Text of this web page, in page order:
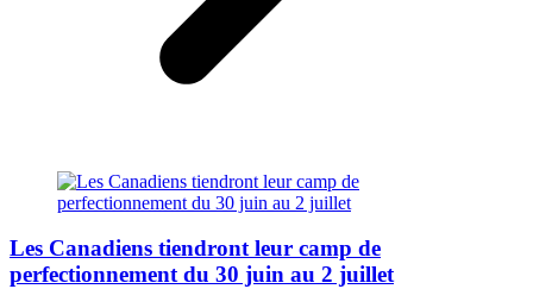
Les Canadiens tiendront leur camp de
perfectionnement du 30 juin au 2 juillet